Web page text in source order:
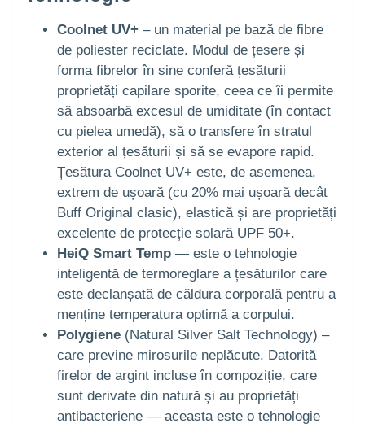
Coolnet UV+ – un material pe bază de fibre
de poliester reciclate. Modul de țesere și
forma fibrelor în sine conferă țesăturii
proprietăți capilare sporite, ceea ce îi permite
să absoarbă excesul de umiditate (în contact
cu pielea umedă), să o transfere în stratul
exterior al țesăturii și să se evapore rapid.
Țesătura Coolnet UV+ este, de asemenea,
extrem de ușoară (cu 20% mai ușoară decât
Buff Original clasic), elastică și are proprietăți
excelente de protecție solară UPF 50+.
HeiQ Smart Temp — este o tehnologie
inteligentă de termoreglare a țesăturilor care
este declanșată de căldura corporală pentru a
menține temperatura optimă a corpului.
Polygiene (Natural Silver Salt Technology) –
care previne mirosurile neplăcute. Datorită
firelor de argint incluse în compoziție, care
sunt derivate din natură și au proprietăți
antibacteriene — aceasta este o tehnologie